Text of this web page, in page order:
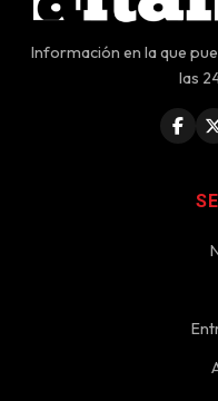
Información en la que
las